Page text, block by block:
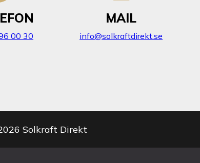
00 30
MAIL
info@solkraftdirekt.se
Solkraft Direkt